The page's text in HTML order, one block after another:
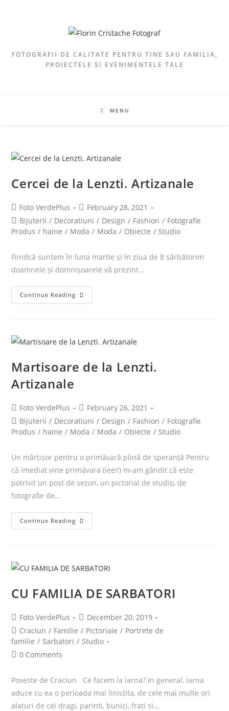
FOTOGRAFII DE CALITATE PENTRU TINE SAU FAMILIA,
PROIECTELE SI EVENIMENTELE TALE
MENU
Cercei de la Lenzti. Artizanale
Foto VerdePlus
February 28, 2021
Bijuterii / Decoratiuni / Design / Fashion / Fotografie
Produs / haine / Moda / Moda / Obiecte / Studio
Fiindcă suntem în luna martie și în ziua de 8 sărbătorim
doamnele și domnișoarele vă prezint...
Continue Reading
Martisoare de la Lenzti.
Artizanale
Foto VerdePlus
February 26, 2021
Bijuterii / Decoratiuni / Design / Fashion / Fotografie
Produs / haine / Moda / Moda / Obiecte / Studio
Un mărțișor pentru o primăvară plină de speranță Pentru
că imediat vine primăvara (ieei!) m-am gândit că este
potrivit un post de sezon, un pictorial de studio, de
fotografie de…
Continue Reading
CU FAMILIA DE SARBATORI
Foto VerdePlus
December 20, 2019
Craciun / Familie / Pictoriale / Portrete de
familie / Sarbatori / Studio
0 Comments
Poveste de Craciun Ce facem la iarna? In general, iarna
aduce cu ea o perioada mai linistita, de cele mai multe ori
alaturi de cei dragi, parinti, bunici, frati si…